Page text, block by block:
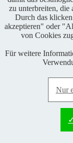
Copyright © 2021
Keine Haftung und
Richtigkeit von
Impressum|
|Admin
zu unterbreiten, die
Durch das
akzeptieren" oder
von Cookies
Für weitere
Nur